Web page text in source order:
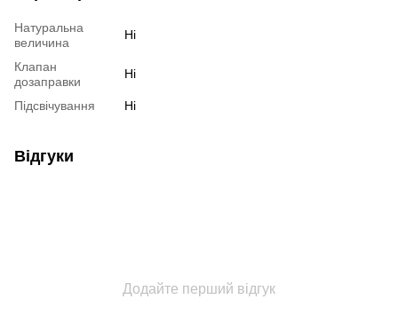
Натуральна
величина
Ні
Клапан
дозаправки
Ні
Підсвічування Ні
Відгуки
Додайте перший відгук